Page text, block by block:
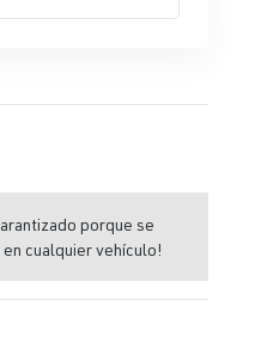
porque se
cualquier vehículo!